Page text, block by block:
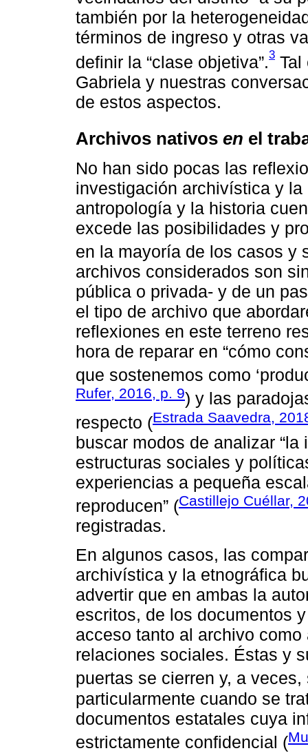
también por la
términos de ingreso y otras
definir la “clase objetiva”.3 Tal
Gabriela y nuestras
de estos aspectos.
Archivos nativos en el
No han sido pocas las
investigación archivística y
antropología y la historia
excede las posibilidades y
en la mayoría de los casos y
archivos considerados son
pública o privada- y de un
el tipo de archivo que
reflexiones en este terreno
hora de reparar en “cómo
que sostenemos como
Rufer, 2016, p. 9) y las
respecto (Estrada Saavedra,
buscar modos de analizar
estructuras sociales y
experiencias a pequeña
reproducen” (Castillejo Cuéllar,
registradas.
En algunos casos, las
archivística y la etnográfica
advertir que en ambas la
escritos, de los documentos
acceso tanto al archivo
relaciones sociales. Éstas y
puertas se cierren y, a veces,
particularmente cuando se
documentos estatales cuya
estrictamente confidencial (